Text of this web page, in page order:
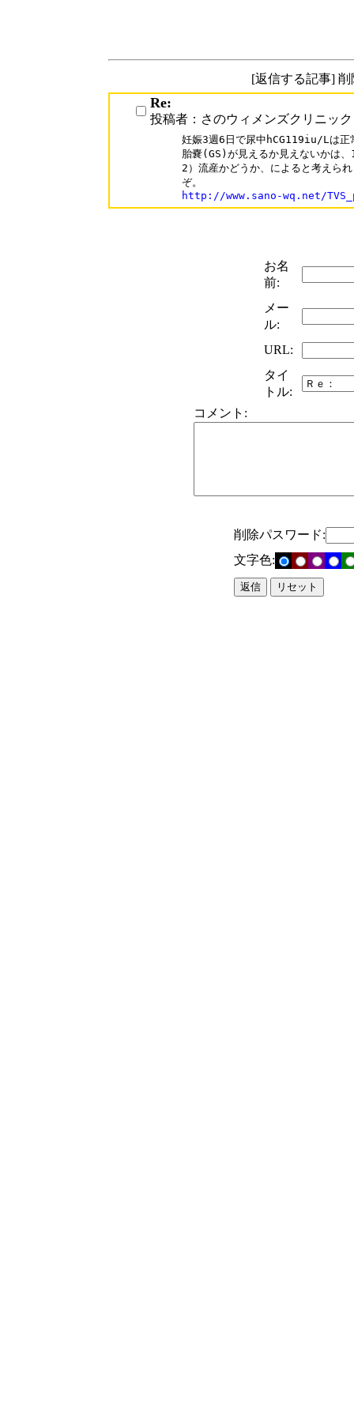
[返信する記事]
Re:
投稿者：さのウィメンズクリニック
妊娠3週6日で尿中hCG119iu/Lは正
胎嚢(GS)が見えるか見えないかは
2）流産かどうか、によると考えら
http://www.sano-wq.net/
お名
前:
メー
ル:
URL:
タイ
トル:
コメント:
削除パスワード:
文字色: